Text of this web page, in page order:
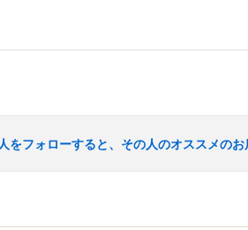
をフォローすると、その人のオススメのお